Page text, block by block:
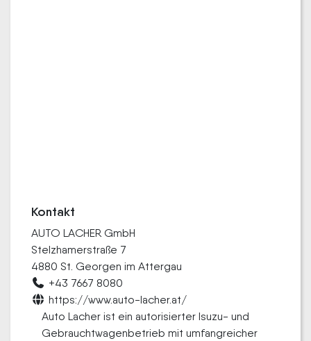
Kontakt
AUTO LACHER GmbH
Stelzhamerstraße 7
4880 St. Georgen im Attergau
+43 7667 8080
https://www.auto-lacher.at/
Auto Lacher ist ein autorisierter Isuzu- und
Gebrauchtwagenbetrieb mit umfangreicher